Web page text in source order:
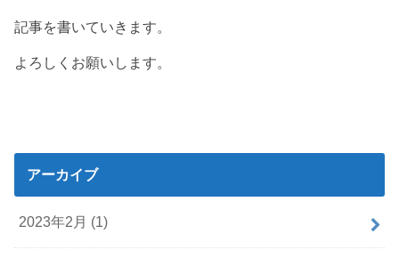
記事を書いていきます。
よろしくお願いします。
アーカイブ
2023年2月 (1)